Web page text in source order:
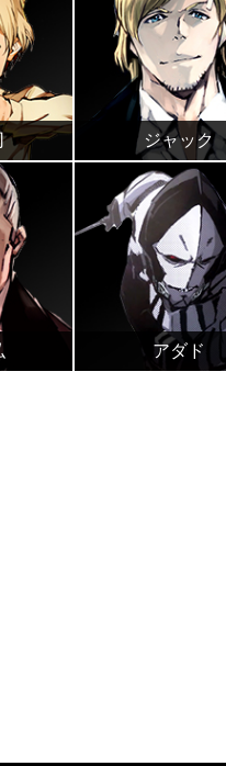
ジャック
アダド